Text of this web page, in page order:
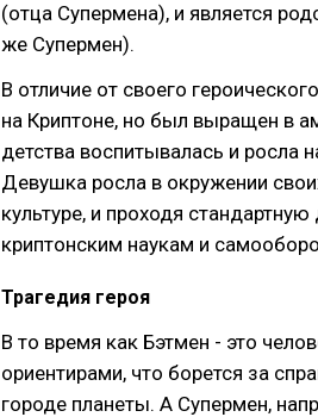
(отца Супермена), и является
же Супермен).
В отличие от своего
на Криптоне, но был выращен в
детства воспитывалась и росла
Девушка росла в окружении
культуре, и проходя
криптонским наукам и
Трагедия героя
В то время как Бэтмен - это
ориентирами, что борется за
городе планеты. А Супермен,